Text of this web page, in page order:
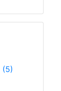
(5)